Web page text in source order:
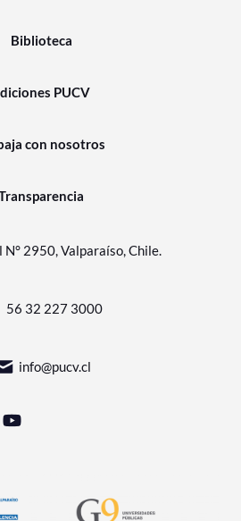
Biblioteca
PUCV
con nosotros
N° 2950, Valparaíso, Chile.
56 32 227 3000
info@pucv.cl